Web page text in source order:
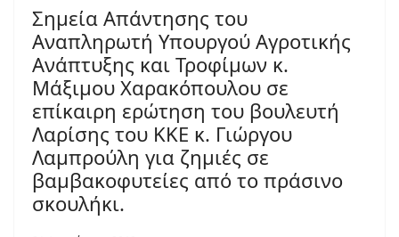
Σημεία Απάντησης του
Αναπληρωτή Υπουργού Αγροτικής
Ανάπτυξης και Τροφίμων κ.
Μάξιμου Χαρακόπουλου σε
επίκαιρη ερώτηση του βουλευτή
Λαρίσης του ΚΚΕ κ. Γιώργου
Λαμπρούλη για ζημιές σε
βαμβακοφυτείες από το πράσινο
σκουλήκι.